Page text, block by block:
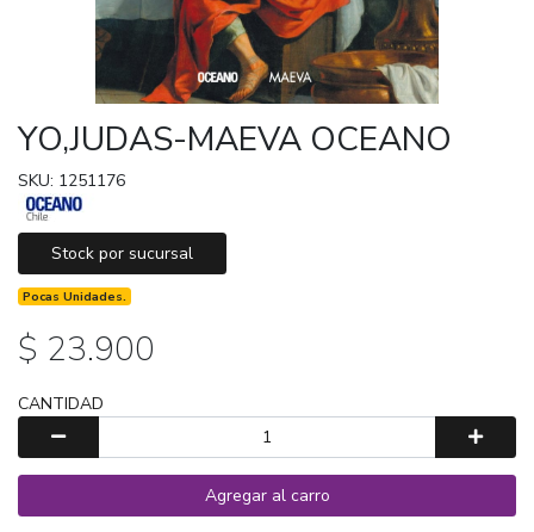
YO,JUDAS-MAEVA OCEANO
SKU: 1251176
Stock por sucursal
Pocas Unidades.
$ 23.900
CANTIDAD
Agregar al carro